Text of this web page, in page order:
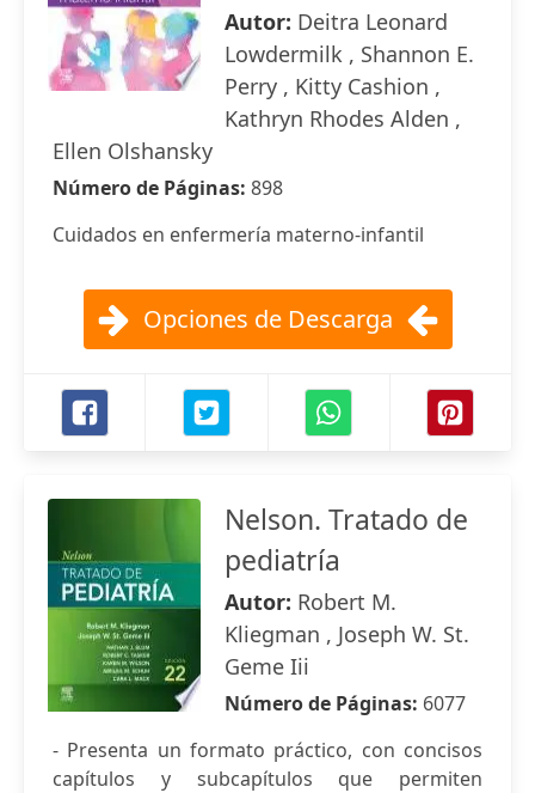
Autor: Deitra Leonard
Lowdermilk , Shannon E.
Perry , Kitty Cashion ,
Kathryn Rhodes Alden ,
Ellen Olshansky
Número de Páginas: 898
Cuidados en enfermería materno-infantil
Opciones de Descarga
Nelson. Tratado de
pediatría
Autor: Robert M.
Kliegman , Joseph W. St.
Geme Iii
Número de Páginas: 6077
- Presenta un formato práctico, con concisos
capítulos y subcapítulos que permiten